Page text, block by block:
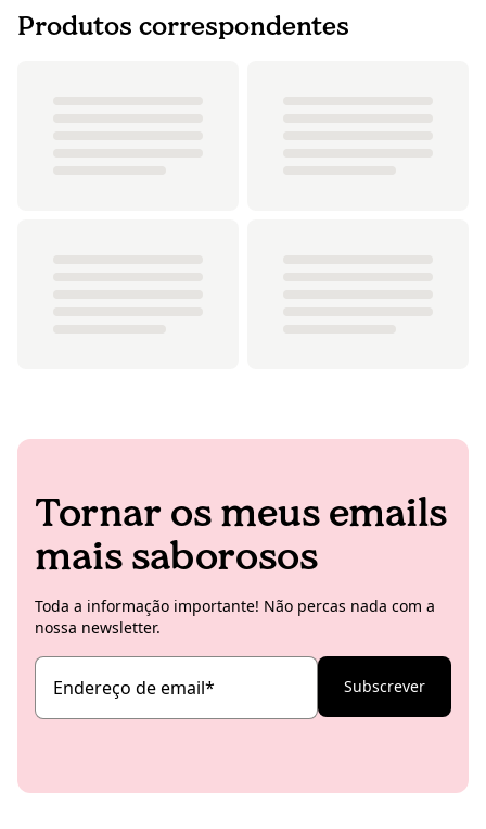
Produtos correspondentes
Tornar os meus emails
mais saborosos
Toda a informação importante! Não percas nada com a
nossa newsletter.
Endereço de email* Subscrever